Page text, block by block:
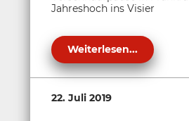
Jahreshoch ins Visier
Weiterlesen...
22. Juli 2019